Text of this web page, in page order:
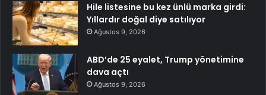
Hile listesine bu kez ünlü marka girdi:
Yıllardır doğal diye satılıyor
Ağustos 9, 2026
ABD’de 25 eyalet, Trump yönetimine
dava açtı
Ağustos 9, 2026